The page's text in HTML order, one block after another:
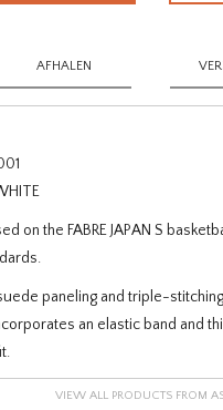
AFHALEN
on the FABRE JAPAN S
paneling and triple-
an elastic band and
VIEW ALL PRODUCTS FROM